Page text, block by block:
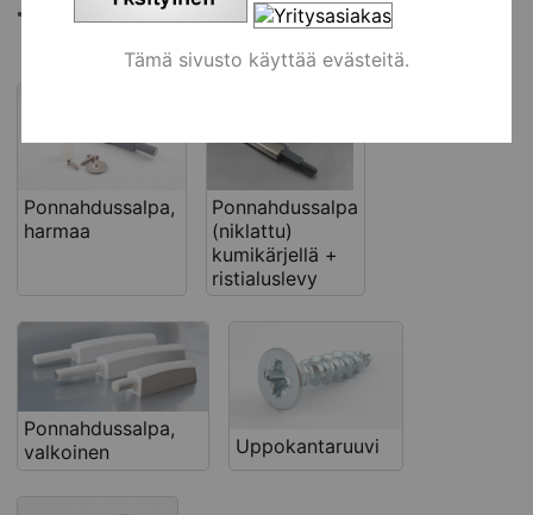
Tähän liittyviä tuotteita
Ponnahdussalpa,
harmaa
Ponnahdussalpa
(niklattu)
kumikärjellä +
ristialuslevy
Ponnahdussalpa,
valkoinen
Uppokantaruuvi
Tämä sivusto käyttää evästeitä.